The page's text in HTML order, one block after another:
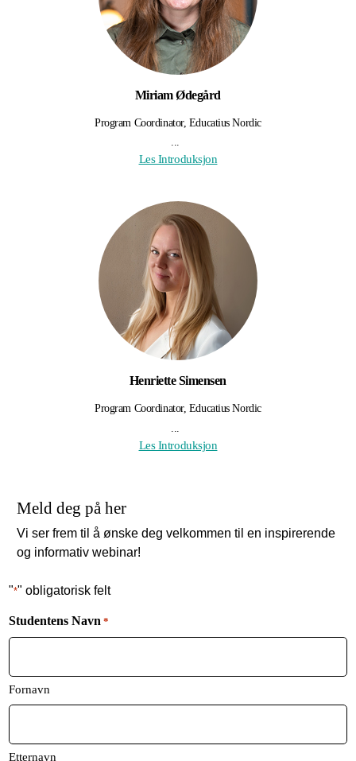
Miriam Ødegård
Program Coordinator, Educatius Nordic
...
Les Introduksjon
Henriette Simensen
Program Coordinator, Educatius Nordic
Les Introduksjon
Meld deg på her
Vi ser frem til å ønske deg velkommen til en inspirerende
og informativ webinar!
"*" obligatorisk felt
Studentens Navn *
Fornavn
Etternavn